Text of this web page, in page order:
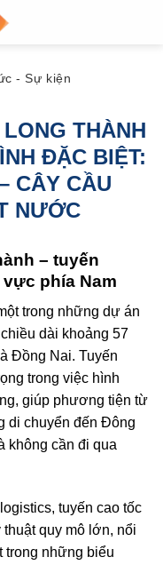
- Sự kiện
THÀNH
ĐẶC BIỆT:
CÂY CẦU
NƯỚC
– tuyến
phía Nam
trong những dự án
dài khoảng 57
Đồng Nai. Tuyến
trong việc hình
giúp phương tiện từ
di chuyển đến Đông
không cần đi qua
tuyến cao tốc
quy mô lớn, nổi
trong những biểu